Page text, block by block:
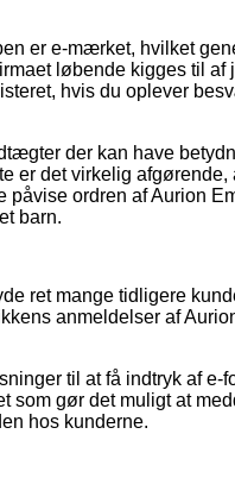
er e-mærket, hvilket
løbende kigges til af
hvis du oplever
der kan have
er det virkelig
påvise ordren af Aurion
barn.
ret mange tidligere
anmeldelser af
til at få indtryk af e-
som gør det muligt at
hos kunderne.